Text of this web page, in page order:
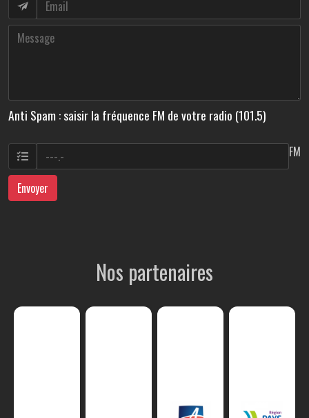
Anti Spam : saisir la fréquence FM de votre radio (101.5)
FM
Envoyer
Nos partenaires